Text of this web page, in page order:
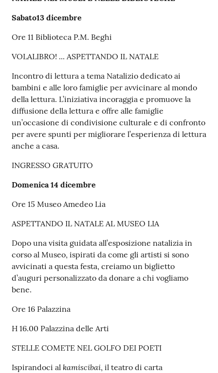
Sabato13 dicembre
Ore 11 Biblioteca P.M. Beghi
VOLALIBRO! ... ASPETTANDO IL NATALE
Incontro di lettura a tema Natalizio dedicato ai
bambini e alle loro famiglie per avvicinare al mondo
della lettura. L’iniziativa incoraggia e promuove la
diffusione della lettura e offre alle famiglie
un’occasione di condivisione culturale e di confronto
per avere spunti per migliorare l’esperienza di lettura
anche a casa.
INGRESSO GRATUITO
Domenica 14 dicembre
Ore 15 Museo Amedeo Lia
ASPETTANDO IL NATALE AL MUSEO LIA
Dopo una visita guidata all’esposizione natalizia in
corso al Museo, ispirati da come gli artisti si sono
avvicinati a questa festa, creiamo un biglietto
d’auguri personalizzato da donare a chi vogliamo
bene.
Ore 16 Palazzina
H 16.00 Palazzina delle Arti
STELLE COMETE NEL GOLFO DEI POETI
Ispirandoci al kamiscibai, il teatro di carta